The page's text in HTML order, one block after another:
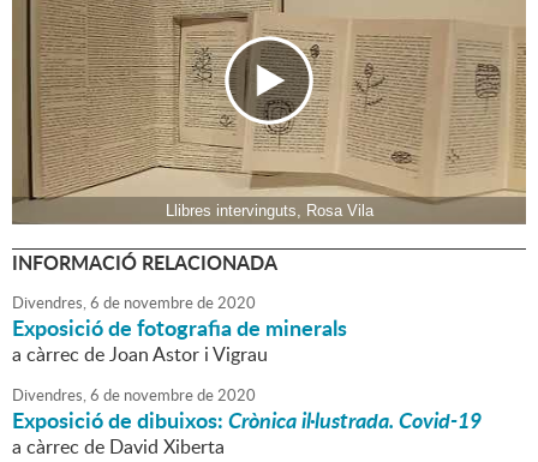
Llibres intervinguts, Rosa Vila
INFORMACIÓ RELACIONADA
Divendres,6 de novembrede2020
Exposició de fotografia de minerals
a càrrec de Joan Astor i Vigrau
Divendres,6 de novembrede2020
Exposició de dibuixos:Crònica il·lustrada. Covid-19
a càrrec de David Xiberta